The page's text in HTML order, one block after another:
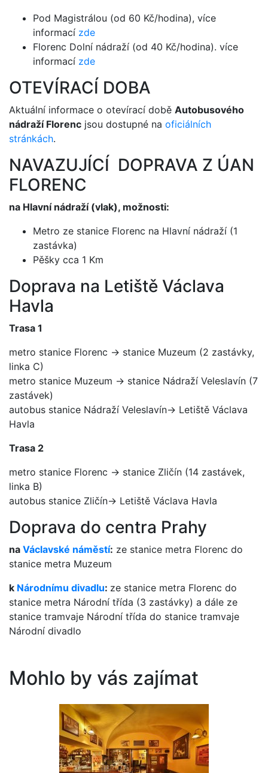
Pod Magistrálou (od 60 Kč/hodina), více
informací zde
Florenc Dolní nádraží (od 40 Kč/hodina). více
informací zde
OTEVÍRACÍ DOBA
Aktuální informace o otevírací době Autobusového
nádraží Florenc jsou dostupné na oficiálních
stránkách.
NAVAZUJÍCÍ DOPRAVA Z ÚAN
FLORENC
na Hlavní nádraží (vlak), možnosti:
Metro ze stanice Florenc na Hlavní nádraží (1
zastávka)
Pěšky cca 1 Km
Doprava na Letiště Václava
Havla
Trasa 1
metro stanice Florenc -> stanice Muzeum (2 zastávky,
linka C)
metro stanice Muzeum -> stanice Nádraží Veleslavín (7
zastávek)
autobus stanice Nádraží Veleslavín-> Letiště Václava
Havla
Trasa 2
metro stanice Florenc -> stanice Zličín (14 zastávek,
linka B)
autobus stanice Zličín-> Letiště Václava Havla
Doprava do centra Prahy
na Václavské náměstí: ze stanice metra Florenc do
stanice metra Muzeum
k Národnímu divadlu: ze stanice metra Florenc do
stanice metra Národní třída (3 zastávky) a dále ze
stanice tramvaje Národní třída do stanice tramvaje
Národní divadlo
Mohlo by vás zajímat